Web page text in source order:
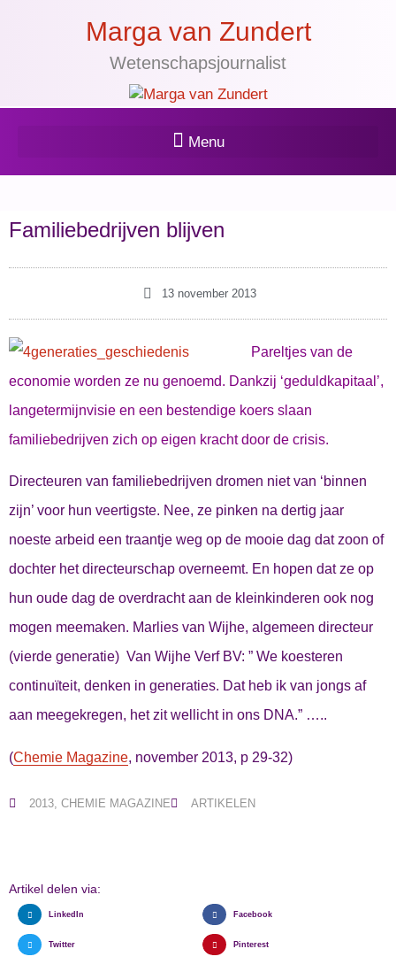
Marga van Zundert
Wetenschapsjournalist
Familiebedrijven blijven
13 november 2013
Pareltjes van de
economie worden ze nu genoemd. Dankzij ‘geduldkapitaal’,
langetermijnvisie en een bestendige koers slaan
familiebedrijven zich op eigen kracht door de crisis.
Directeuren van familiebedrijven dromen niet van ‘binnen
zijn’ voor hun veertigste. Nee, ze pinken na dertig jaar
noeste arbeid een traantje weg op de mooie dag dat zoon of
dochter het directeurschap overneemt. En hopen dat ze op
hun oude dag de overdracht aan de kleinkinderen ook nog
mogen meemaken. Marlies van Wijhe, algemeen directeur
(vierde generatie) Van Wijhe Verf BV: ” We koesteren
continuïteit, denken in generaties. Dat heb ik van jongs af
aan meegekregen, het zit wellicht in ons DNA.” …..
(Chemie Magazine, november 2013, p 29-32)
2013, CHEMIE MAGAZINE ARTIKELEN
Artikel delen via:
LinkedIn Facebook
Twitter Pinterest